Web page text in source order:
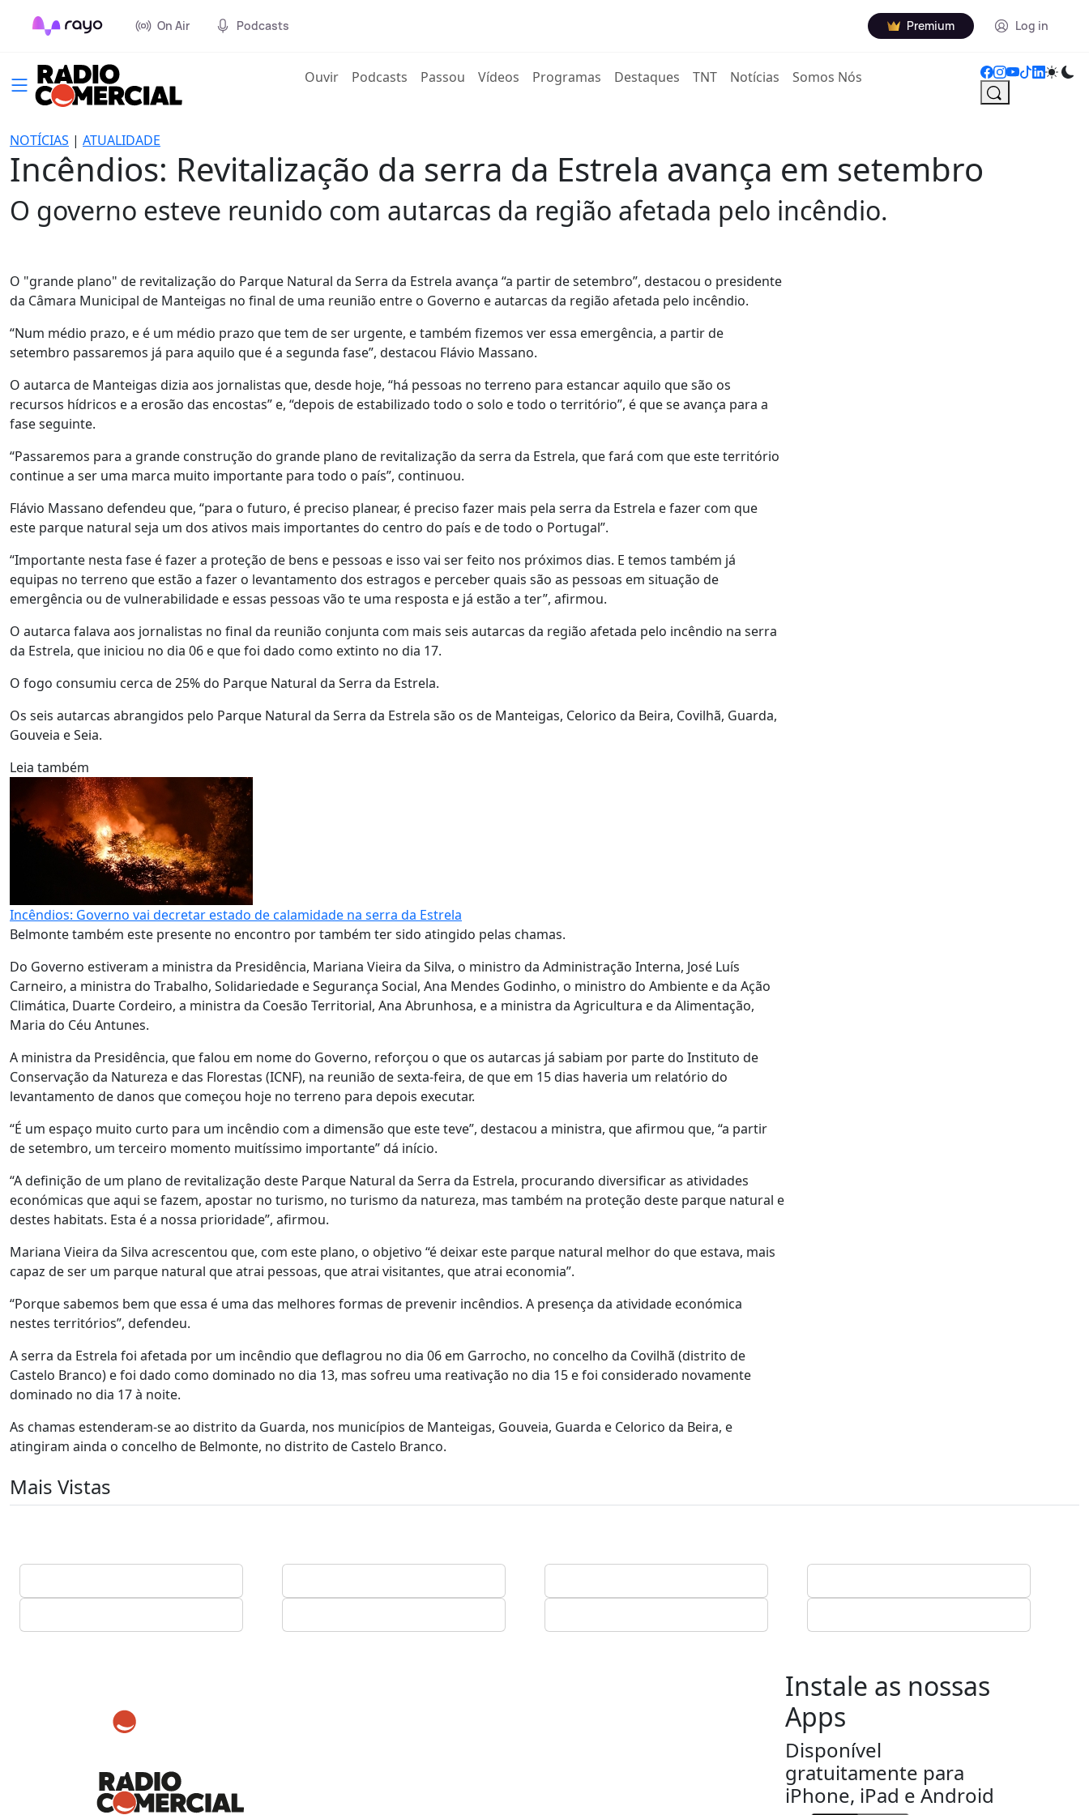
On Air Podcasts Premium Log in
Ouvir(current)
Podcasts Passou Vídeos Programas Destaques TNT Notícias Somos Nós
NOTÍCIAS | ATUALIDADE
Incêndios: Revitalização da serra da Estrela avança em setembro
O governo esteve reunido com autarcas da região afetada pelo incêndio.
O "grande plano" de revitalização do Parque Natural da Serra da Estrela avança “a partir de setembro”, destacou o presidente
da Câmara Municipal de Manteigas no final de uma reunião entre o Governo e autarcas da região afetada pelo incêndio.
“Num médio prazo, e é um médio prazo que tem de ser urgente, e também fizemos ver essa emergência, a partir de
setembro passaremos já para aquilo que é a segunda fase”, destacou Flávio Massano.
O autarca de Manteigas dizia aos jornalistas que, desde hoje, “há pessoas no terreno para estancar aquilo que são os
recursos hídricos e a erosão das encostas” e, “depois de estabilizado todo o solo e todo o território”, é que se avança para a
fase seguinte.
“Passaremos para a grande construção do grande plano de revitalização da serra da Estrela, que fará com que este território
continue a ser uma marca muito importante para todo o país”, continuou.
Flávio Massano defendeu que, “para o futuro, é preciso planear, é preciso fazer mais pela serra da Estrela e fazer com que
este parque natural seja um dos ativos mais importantes do centro do país e de todo o Portugal”.
“Importante nesta fase é fazer a proteção de bens e pessoas e isso vai ser feito nos próximos dias. E temos também já
equipas no terreno que estão a fazer o levantamento dos estragos e perceber quais são as pessoas em situação de
emergência ou de vulnerabilidade e essas pessoas vão te uma resposta e já estão a ter”, afirmou.
O autarca falava aos jornalistas no final da reunião conjunta com mais seis autarcas da região afetada pelo incêndio na serra
da Estrela, que iniciou no dia 06 e que foi dado como extinto no dia 17.
O fogo consumiu cerca de 25% do Parque Natural da Serra da Estrela.
Os seis autarcas abrangidos pelo Parque Natural da Serra da Estrela são os de Manteigas, Celorico da Beira, Covilhã, Guarda,
Gouveia e Seia.
Leia também
Incêndios: Governo vai decretar estado de calamidade na serra da Estrela
Belmonte também este presente no encontro por também ter sido atingido pelas chamas.
Do Governo estiveram a ministra da Presidência, Mariana Vieira da Silva, o ministro da Administração Interna, José Luís
Carneiro, a ministra do Trabalho, Solidariedade e Segurança Social, Ana Mendes Godinho, o ministro do Ambiente e da Ação
Climática, Duarte Cordeiro, a ministra da Coesão Territorial, Ana Abrunhosa, e a ministra da Agricultura e da Alimentação,
Maria do Céu Antunes.
A ministra da Presidência, que falou em nome do Governo, reforçou o que os autarcas já sabiam por parte do Instituto de
Conservação da Natureza e das Florestas (ICNF), na reunião de sexta-feira, de que em 15 dias haveria um relatório do
levantamento de danos que começou hoje no terreno para depois executar.
“É um espaço muito curto para um incêndio com a dimensão que este teve”, destacou a ministra, que afirmou que, “a partir
de setembro, um terceiro momento muitíssimo importante” dá início.
“A definição de um plano de revitalização deste Parque Natural da Serra da Estrela, procurando diversificar as atividades
económicas que aqui se fazem, apostar no turismo, no turismo da natureza, mas também na proteção deste parque natural e
destes habitats. Esta é a nossa prioridade”, afirmou.
Mariana Vieira da Silva acrescentou que, com este plano, o objetivo “é deixar este parque natural melhor do que estava, mais
capaz de ser um parque natural que atrai pessoas, que atrai visitantes, que atrai economia”.
“Porque sabemos bem que essa é uma das melhores formas de prevenir incêndios. A presença da atividade económica
nestes territórios”, defendeu.
A serra da Estrela foi afetada por um incêndio que deflagrou no dia 06 em Garrocho, no concelho da Covilhã (distrito de
Castelo Branco) e foi dado como dominado no dia 13, mas sofreu uma reativação no dia 15 e foi considerado novamente
dominado no dia 17 à noite.
As chamas estenderam-se ao distrito da Guarda, nos municípios de Manteigas, Gouveia, Guarda e Celorico da Beira, e
atingiram ainda o concelho de Belmonte, no distrito de Castelo Branco.
Mais Vistas
Instale as nossas
Apps
Disponível
gratuitamente para
iPhone, iPad e Android